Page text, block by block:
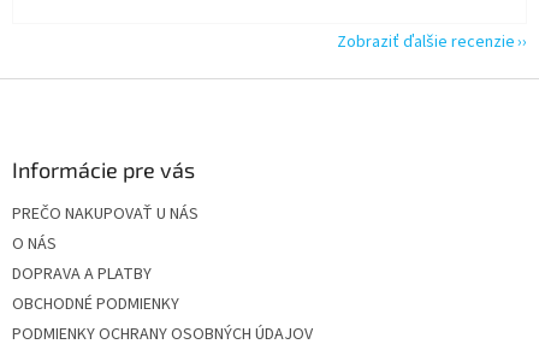
Zobraziť ďalšie recenzie
Informácie pre vás
PREČO NAKUPOVAŤ U NÁS
O NÁS
DOPRAVA A PLATBY
OBCHODNÉ PODMIENKY
PODMIENKY OCHRANY OSOBNÝCH ÚDAJOV